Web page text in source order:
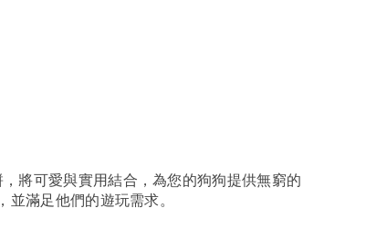
可愛與實用結合，為您的狗狗提供無窮的
並滿足他們的遊玩需求。